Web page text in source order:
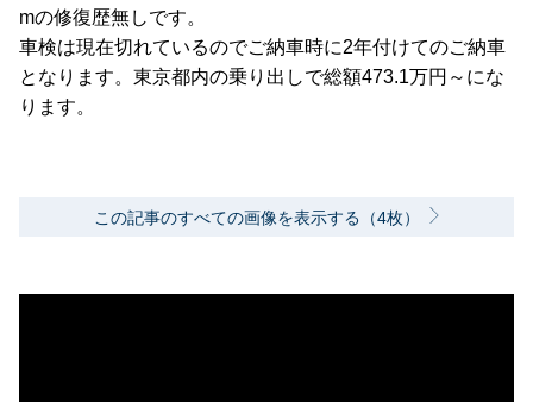
mの修復歴無しです。
車検は現在切れているのでご納車時に2年付けてのご納車
となります。東京都内の乗り出しで総額473.1万円～にな
ります。
この記事のすべての画像を表示する（4枚）